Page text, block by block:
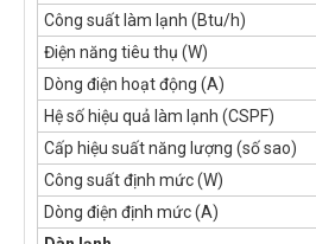
Công suất làm lạnh (Btu/h)
Điện năng tiêu thụ (W)
Dòng điện hoạt động (A)
Hệ số hiệu quả làm lạnh (CSPF)
Cấp hiệu suất năng lượng (số sao)
Công suất định mức (W)
Dòng điện định mức (A)